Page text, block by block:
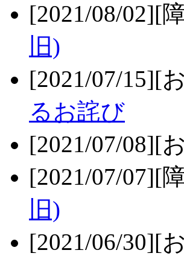
[2021/08/02][
旧)
[2021/07/15][
るお詫び
[2021/07/08][
[2021/07/07][
旧)
[2021/06/30][